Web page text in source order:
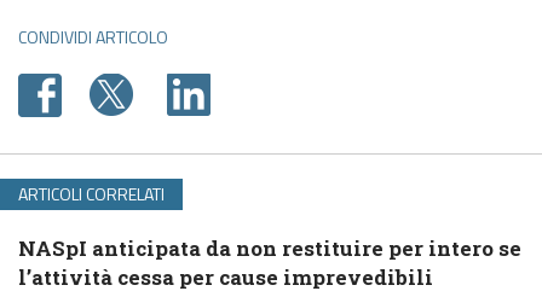
CONDIVIDI ARTICOLO
ARTICOLI CORRELATI
NASpI anticipata da non restituire per intero se
l’attività cessa per cause imprevedibili